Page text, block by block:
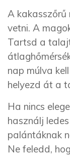
A kakasszőrű
vetni. A
Tartsd a
nap múlva
helyezd át a
Ha nincs
használj
palántáknak
Ne feledd,